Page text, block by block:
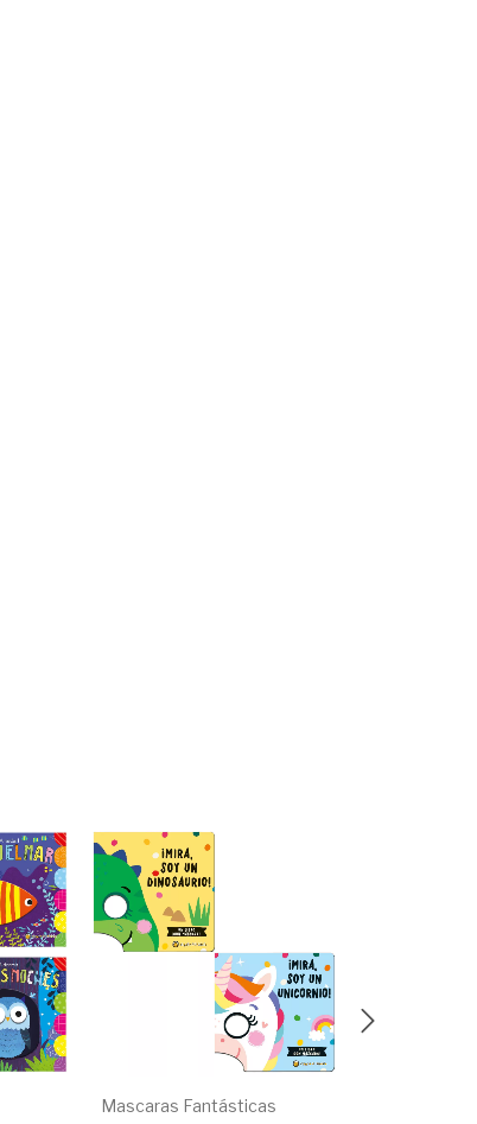
Mascaras Fantásticas